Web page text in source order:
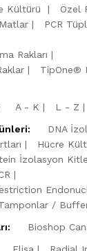
Kültürü
Özel
PCR
Rakları
TipOne®
A - K L - Z
DNA
Hücre
İzolasyon
/
Bioshop